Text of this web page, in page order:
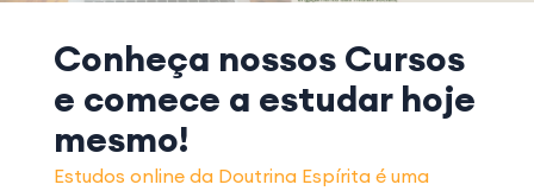
Conheça nossos Cursos
e comece a estudar hoje
mesmo!
Estudos online da Doutrina Espírita é uma